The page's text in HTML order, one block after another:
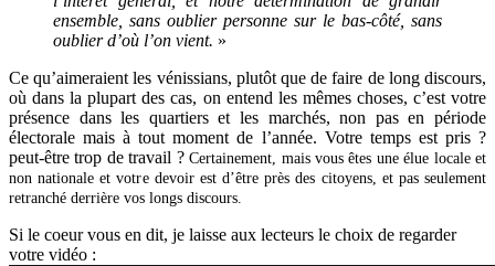
ensemble, sans oublier personne sur le bas-côté, sans
oublier d’où l’on vient. »
Ce qu’aimeraient les vénissians, plutôt que de faire de long discours,
où dans la plupart des cas, on entend les mêmes choses, c’est votre
présence dans les quartiers et les marchés, non pas en période
électorale mais à tout moment de l’année. Votre temps est pris ?
peut-être trop de travail ?Certainement, mais vous êtes une élue locale et
non nationale et votre devoir est d’être près des citoyens, et pas seulement
retranché derrière vos longs discours.
Si le coeur vous en dit, je laisse aux lecteurs le choix de regarder
votre vidéo :